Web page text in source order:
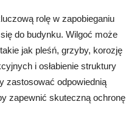
rolę w zapobieganiu
do budynku. Wilgoć może
jak pleśń, grzyby, korozję
i osłabienie struktury
zastosować odpowiednią
zapewnić skuteczną ochronę